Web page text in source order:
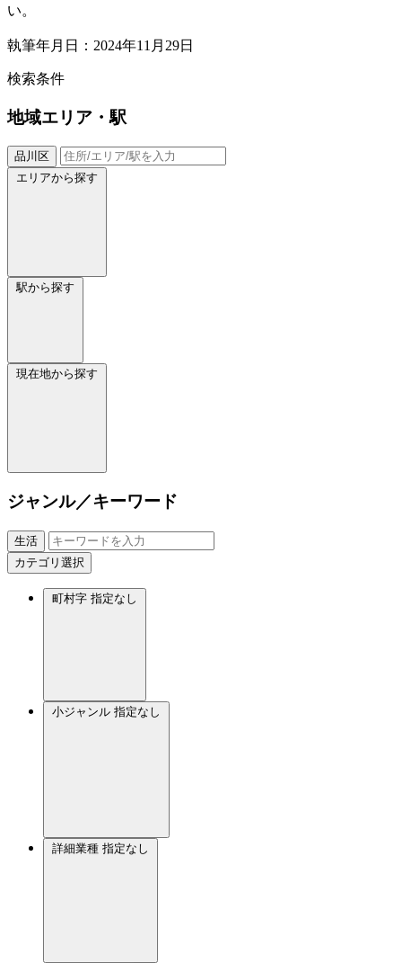
い。
執筆年月日：2024年11月29日
検索条件
地域エリア・駅
品川区
エリアから探す
駅から探す
現在地から探す
ジャンル／キーワード
生活
カテゴリ選択
町村字 指定なし
小ジャンル 指定なし
詳細業種 指定なし